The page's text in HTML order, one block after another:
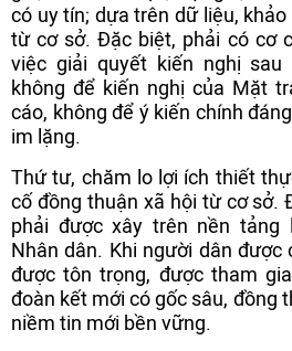
có uy tín; dựa trên dữ liệu,
từ cơ sở. Đặc biệt, phải có cơ
việc giải quyết kiến nghị sau
không để kiến nghị của Mặt
cáo, không để ý kiến chính
im lặng.
Thứ tư, chăm lo lợi ích thiết
cố đồng thuận xã hội từ cơ sở.
phải được xây trên nền
Nhân dân. Khi người dân được
được tôn trọng, được tham
đoàn kết mới có gốc sâu, đồng
niềm tin mới bền vững.